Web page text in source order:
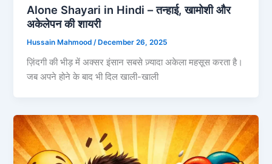
Alone Shayari in Hindi – तन्हाई, खामोशी और
अकेलेपन की शायरी
Hussain Mahmood/December 26, 2025
ज़िंदगी की भीड़ में अक्सर इंसान सबसे ज़्यादा अकेला महसूस करता है।
जब अपने होने के बाद भी दिल खाली-खाली